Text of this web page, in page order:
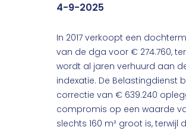
4-9-2025
In 2017 verkoopt een
van de dga voor € 274.760,
wordt al jaren verhuurd aan
indexatie. De Belastingdienst
correctie van € 639.240
compromis op een waarde
slechts 160 m² groot is,